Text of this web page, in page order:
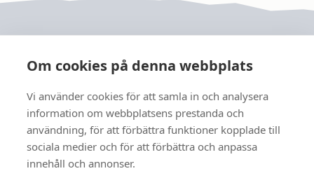
Om cookies på denna webbplats
Vi använder cookies för att samla in och analysera
information om webbplatsens prestanda och
användning, för att förbättra funktioner kopplade till
sociala medier och för att förbättra och anpassa
innehåll och annonser.
JRF
FÖLJ OSS